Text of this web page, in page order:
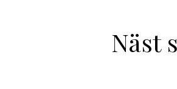
Näst